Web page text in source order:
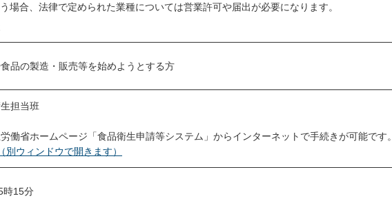
場合、法律で定められた業種については営業許可や届出が必要になります。
品の製造・販売等を始めようとする方
担当班
働省ホームページ「食品衛生申請等システム」からインターネットで手続きが可能です。
ウィンドウで開きます）
時15分